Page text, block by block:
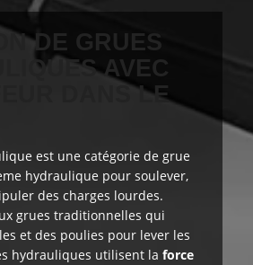
DE GRUES
AVEC
DANS LE
est une catégorie de grue
hydraulique pour soulever,
des charges lourdes.
grues traditionnelles qui
et des poulies pour lever les
hydrauliques utilisent la force